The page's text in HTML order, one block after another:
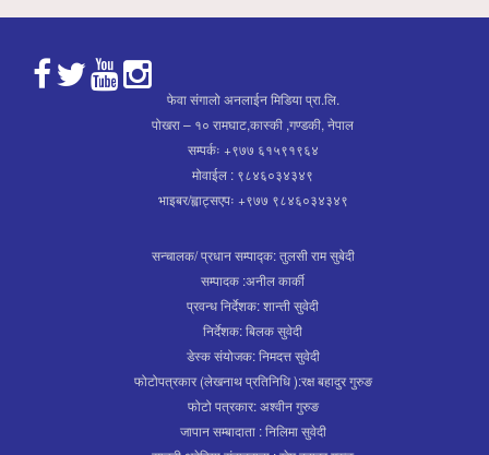
फेवा संगालो अनलाईन मिडिया प्रा.लि.
पोखरा – १० रामघाट,कास्की ,गण्डकी, नेपाल
सम्पर्कः +९७७ ६१५९१९६४
मोवाईल : ९८४६०३४३४९
भाइबर/ह्वाट्सएपः +९७७ ९८४६०३४३४९
सन्चालक/ प्रधान सम्पाद्क: तुलसी राम सुबेदी
सम्पादक :अनील कार्की
प्रवन्ध निर्देशक: शान्ती सुवेदी
निर्देशक: बिलक सुवेदी
डेस्क संयोजक: निमदत्त सुवेदी
फोटोपत्रकार (लेखनाथ प्रतिनिधि ):रक्ष बहादुर गुरुङ
फोटो पत्रकार: अश्वीन गुरुङ
जापान सम्बादाता : निलिमा सुवेदी